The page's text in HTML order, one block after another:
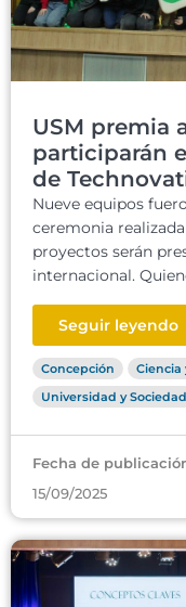
USM premia
participarán
de
Nueve equipos
ceremonia
proyectos serán
internacional.
Seguir leyendo
Concepción Ciencia
Universidad y Sociedad
Fecha de
15/09/2025